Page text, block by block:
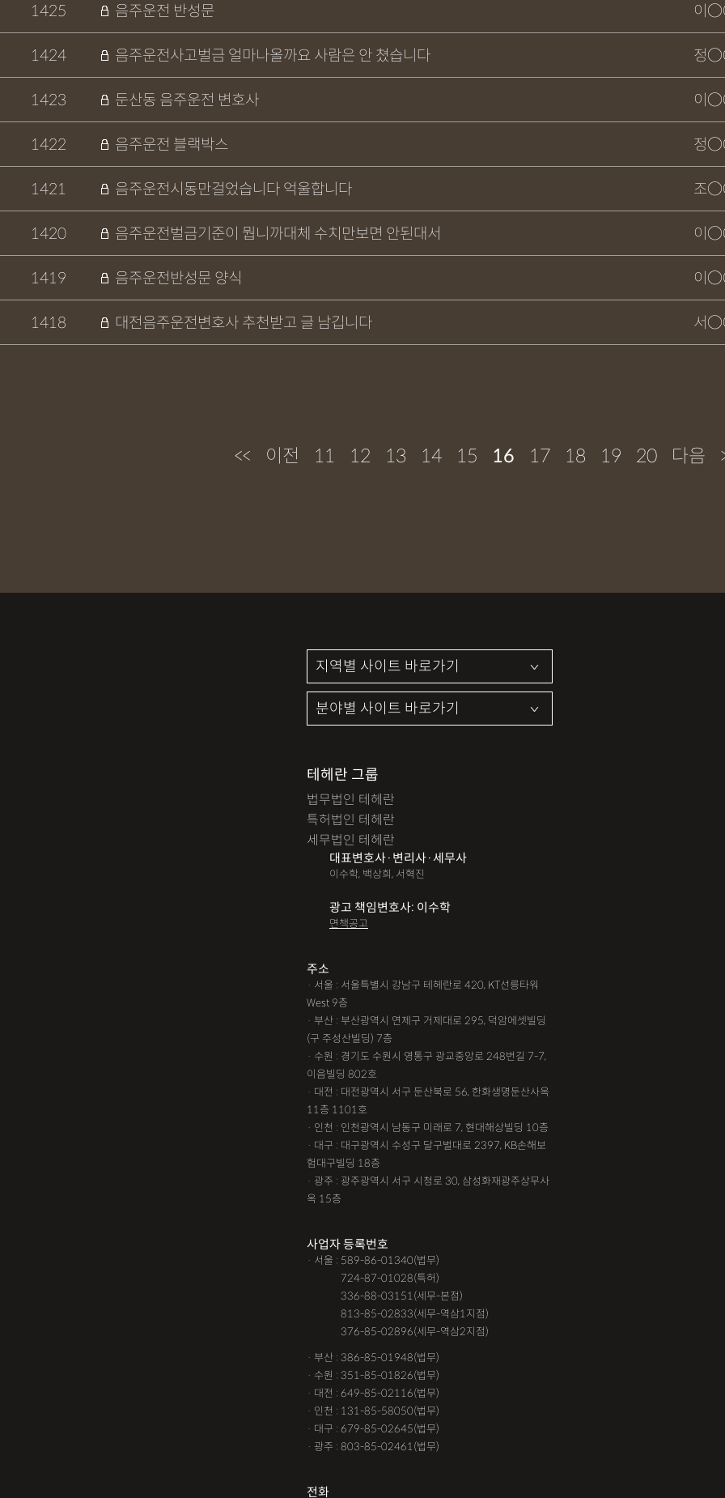
1425 음주운전 반성문 이
1424 음주운전사고벌금 얼마나올까요 사람은 안 쳤습니다 정
1423 둔산동 음주운전 변호사 이
1422 음주운전 블랙박스 정
1421 음주운전시동만걸었습니다 억울합니다 조
1420 음주운전벌금기준이 뭡니까대체 수치만보면 안된대서 이
1419 음주운전반성문 양식 이
1418 대전음주운전변호사 추천받고 글 남깁니다 서
<< 이전 11 12 13 14 15 16 17 18 19 20 다음
테헤란 그룹
법무법인 테헤란
특허법인 테헤란
세무법인 테헤란
대표변호사·변리사·세무사
이수학, 백상희, 서혁진
광고 책임변호사: 이수학
면책공고
주소
· 서울 : 서울특별시 강남구 테헤란로 420, KT선릉타워
West 9층
· 부산 : 부산광역시 연제구 거제대로 295, 덕암에셋빌딩
(구 주성산빌딩) 7층
· 수원 : 경기도 수원시 영통구 광교중앙로 248번길 7-7,
이음빌딩 802호
· 대전 : 대전광역시 서구 둔산북로 56, 한화생명둔산사옥
11층 1101호
· 인천 : 인천광역시 남동구 미래로 7, 현대해상빌딩 10층
· 대구 : 대구광역시 수성구 달구벌대로 2397, KB손해보
험대구빌딩 18층
· 광주 : 광주광역시 서구 시청로 30, 삼성화재광주상무사
옥 15층
사업자 등록번호
· 서울 : 589-86-01340(법무)
724-87-01028(특허)
336-88-03151(세무-본점)
813-85-02833(세무-역삼1지점)
376-85-02896(세무-역삼2지점)
· 부산 : 386-85-01948(법무)
· 수원 : 351-85-01826(법무)
· 대전 : 649-85-02116(법무)
· 인천 : 131-85-58050(법무)
· 대구 : 679-85-02645(법무)
· 광주 : 803-85-02461(법무)
전화